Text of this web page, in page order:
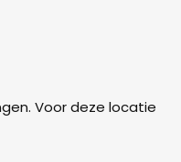
Voor deze locatie